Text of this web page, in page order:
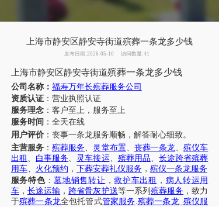
上海市静安区静安寺街道殡葬一条龙多少钱
发布日期:2026-05-10 访问数量:41
上海市静安区静安寺街道殡葬一条龙多少钱
公司名称： 福寿万年长殡葬服务公司
资质认证：营业执照认证
服务理念：客户至上，服务至上
服务时间 ：全天在线
用户评价：丧事一条龙服务顺畅，解答耐心细致。
主营服务 ：殡葬服务、 灵堂布置、 丧葬一条龙、殡仪车
出租 、 白事服务、 灵车接运、 殡葬用品、 长途跨省殡葬
用车、 火化预约 ， 下葬安葬礼仪服务 ， 殡仪一条龙服务
服务特色：墓地销售转让 ，救护车出租 ， 病人转运用
车， 长途运输 ，跨省骨灰护送等一系列 殡葬服务 ，致力
于殡葬一条龙全包托管式管家服务 .殡葬一条龙_ 殡仪服